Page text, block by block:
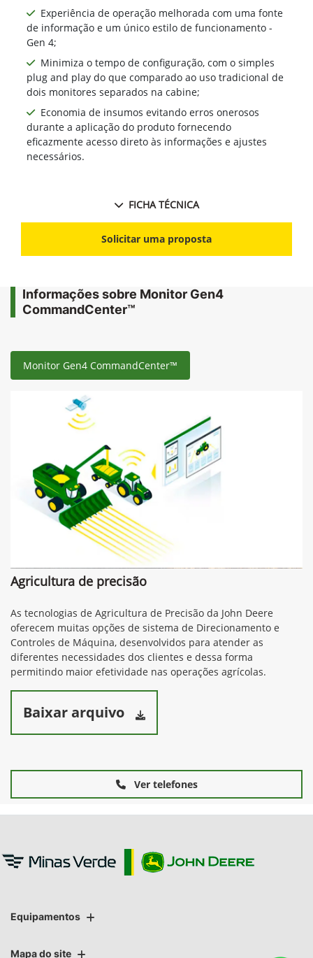
Experiência de operação melhorada com uma fonte
de informação e um único estilo de funcionamento -
Gen 4;
Minimiza o tempo de configuração, com o simples
plug and play do que comparado ao uso tradicional de
dois monitores separados na cabine;
Economia de insumos evitando erros onerosos
durante a aplicação do produto fornecendo
eficazmente acesso direto às informações e ajustes
necessários.
FICHA TÉCNICA
Solicitar uma proposta
Informações sobre Monitor Gen4
CommandCenter™
Monitor Gen4 CommandCenter™
Agricultura de precisão
As tecnologias de Agricultura de Precisão da John Deere
oferecem muitas opções de sistema de Direcionamento e
Controles de Máquina, desenvolvidos para atender as
diferentes necessidades dos clientes e dessa forma
permitindo maior efetividade nas operações agrícolas.
Baixar arquivo
Ver telefones
Equipamentos
Mapa do site